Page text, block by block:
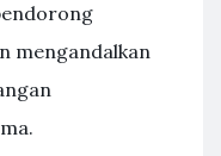
mengandalkan